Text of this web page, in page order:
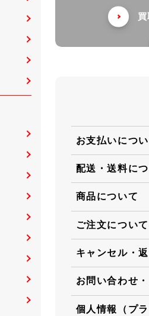
お支払いにつ
配送・送料に
商品について
ご注文について
キャンセル・
お問い合わせ
個人情報（プ